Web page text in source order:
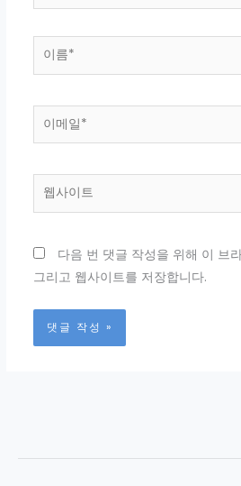
웹
트
다음 번 댓글 작성을 위해 이 브
그리고 웹사이트를 저장합니다.